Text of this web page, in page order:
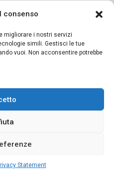
consenso
migliorare i nostri servizi
simili. Gestisci le tue
vuoi. Non acconsentire potrebbe
Statement
che il presente
in conformità a quanto
Codice di Deontologia
FNOMCeO.
Dott.ri Sapio | Powered by